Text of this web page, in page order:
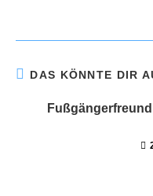
DAS KÖNNTE DIR